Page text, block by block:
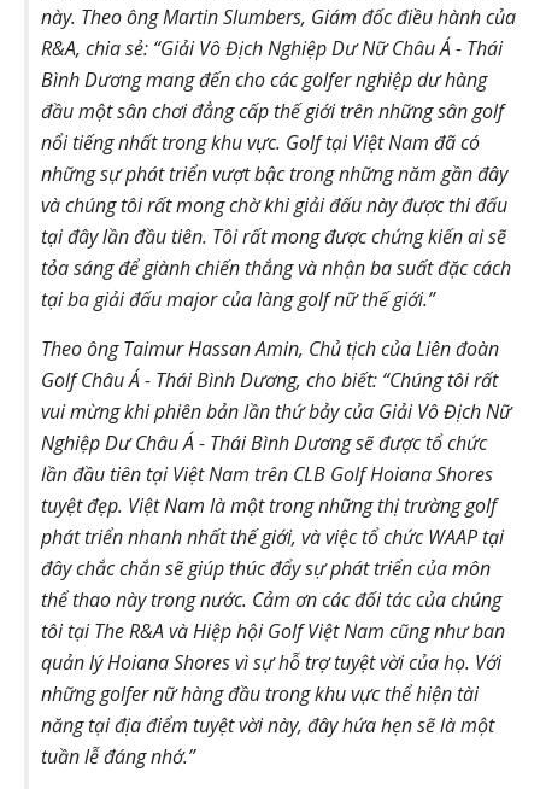
này. Theo ông Martin Slumbers, Giám đốc điều hành của
R&A, chia sẻ: “Giải Vô Địch Nghiệp Dư Nữ Châu Á - Thái
Bình Dương mang đến cho các golfer nghiệp dư hàng
đầu một sân chơi đẳng cấp thế giới trên những sân golf
nổi tiếng nhất trong khu vực. Golf tại Việt Nam đã có
những sự phát triển vượt bậc trong những năm gần đây
và chúng tôi rất mong chờ khi giải đấu này được thi đấu
tại đây lần đầu tiên. Tôi rất mong được chứng kiến ai sẽ
tỏa sáng để giành chiến thắng và nhận ba suất đặc cách
tại ba giải đấu major của làng golf nữ thế giới.”
Theo ông Taimur Hassan Amin, Chủ tịch của Liên đoàn
Golf Châu Á - Thái Bình Dương, cho biết: “Chúng tôi rất
vui mừng khi phiên bản lần thứ bảy của Giải Vô Địch Nữ
Nghiệp Dư Châu Á - Thái Bình Dương sẽ được tổ chức
lần đầu tiên tại Việt Nam trên CLB Golf Hoiana Shores
tuyệt đẹp. Việt Nam là một trong những thị trường golf
phát triển nhanh nhất thế giới, và việc tổ chức WAAP tại
đây chắc chắn sẽ giúp thúc đẩy sự phát triển của môn
thể thao này trong nước. Cảm ơn các đối tác của chúng
tôi tại The R&A và Hiệp hội Golf Việt Nam cũng như ban
quản lý Hoiana Shores vì sự hỗ trợ tuyệt vời của họ. Với
những golfer nữ hàng đầu trong khu vực thể hiện tài
năng tại địa điểm tuyệt vời này, đây hứa hẹn sẽ là một
tuần lễ đáng nhớ.”